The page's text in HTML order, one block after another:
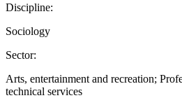
Discipline:
Sociology
Sector:
Arts, entertainment and recreation;
technical services